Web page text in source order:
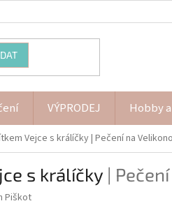
VÝPRODEJ Hobby
Vejce s králíčky| Pečení na
s králíčky |
Piškot